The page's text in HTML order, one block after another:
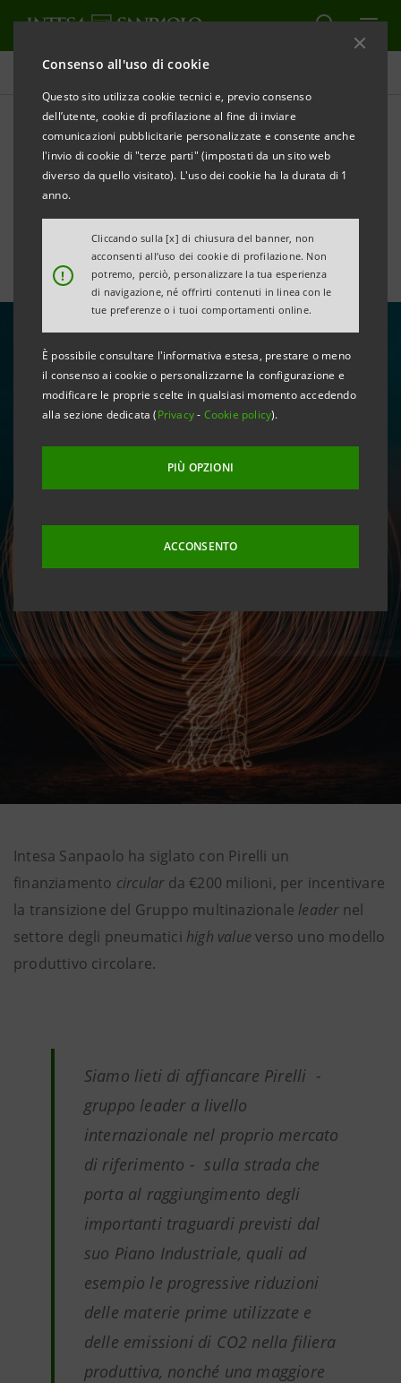
Consenso all'uso di cookie
Questo sito utilizza cookie tecnici e, previo consenso
dell’utente, cookie di profilazione al fine di inviare
comunicazioni pubblicitarie personalizzate e consente anche
l'invio di cookie di "terze parti" (impostati da un sito web
diverso da quello visitato). L'uso dei cookie ha la durata di 1
anno.
!
Cliccando sulla [x] di chiusura del banner, non
acconsenti all’uso dei cookie di profilazione. Non
potremo, perciò, personalizzare la tua esperienza
di navigazione, né offrirti contenuti in linea con le
tue preferenze o i tuoi comportamenti online.
È possibile consultare l'informativa estesa, prestare o meno
il consenso ai cookie o personalizzarne la configurazione e
modificare le proprie scelte in qualsiasi momento accedendo
alla sezione dedicata (Privacy- Cookie policy).
PIÙ OPZIONI
ACCONSENTO
Tutte le news
A Pirelli €200 milioni per
favorire la transizione verso
la Circular Economy
Intesa Sanpaolo ha siglato con Pirelli un
finanziamento circular da €200 milioni, per incentivare
la transizione del Gruppo multinazionale leadernel
settore degli pneumatici high value verso uno modello
produttivo circolare.
Siamo lieti di affiancare Pirelli -
gruppo leader a livello
internazionale nel proprio mercato
di riferimento - sulla strada che
porta al raggiungimento degli
importanti traguardi previsti dal
suo Piano Industriale, quali ad
esempio le progressive riduzioni
delle materie prime utilizzate e
delle emissioni di CO2 nella filiera
produttiva, nonché una maggiore